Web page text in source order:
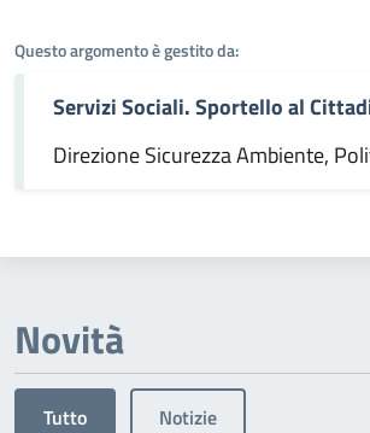
Questo argomento è gestito da:
Servizi Sociali. Sportello al
Direzione Sicurezza Ambiente,
Novità
Tutto Notizie